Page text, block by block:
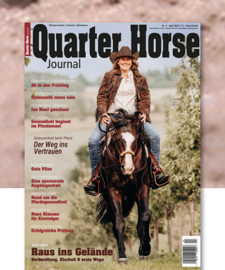
QUARTER
HORSE
JOURNAL
2026
Nach
unten
scrollen